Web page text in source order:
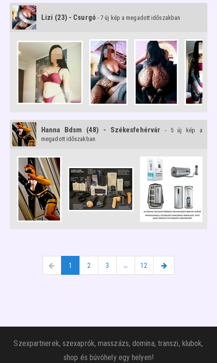
Lizi (23) - Csurgó - 7 új kép a megadott időszakban
Hanna Bdsm (48) - Székesfehérvár
- 5 új kép a
megadott időszakban
1 2 3 … 12
Szexpartnerek, szexaprók, masszázs, domina, transzi, klubok,
shop és búvóhely egy helyen!